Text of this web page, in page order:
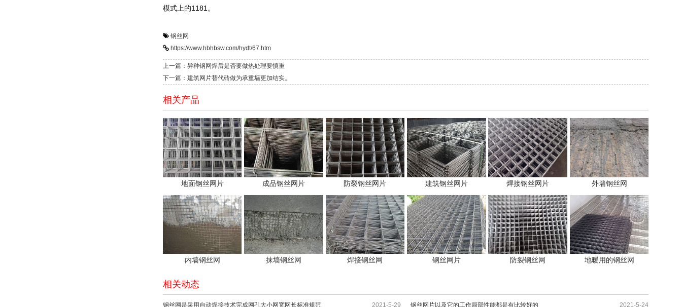
模式上的1181。
钢丝网
https://www.hbhbsw.com/hydt/67.htm
上一篇：异种钢网焊后是否要做热处理要慎重
下一篇：建筑网片替代砖做为承重墙更加结实。
相关产品
地面钢丝网片 成品钢丝网片 防裂钢丝网片 建筑钢丝网片 焊接钢丝网片 外墙钢丝网
内墙钢丝网 抹墙钢丝网 焊接钢丝网 钢丝网片 防裂钢丝网 地暖用的钢丝网
相关动态
钢丝网是采用自动焊接技术完成网孔大小网宽网长标准规范 2021-5-29 钢丝网片以及它的工作局部性能都是有比较好的 2021-5-24